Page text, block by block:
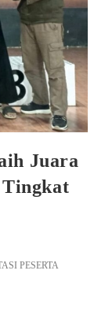
Juara
Tingkat
PESERTA